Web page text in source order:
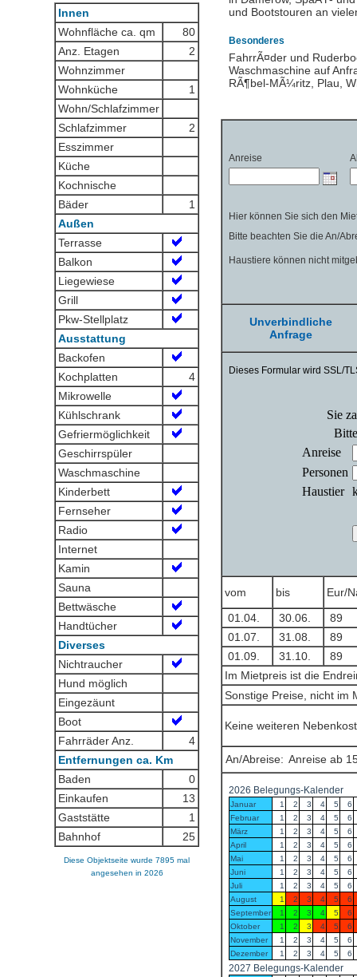
Innen
Wohnfläche ca. qm
80
Anz. Etagen
2
Wohnzimmer
Wohnküche
1
Wohn/Schlafzimmer
Schlafzimmer
2
Esszimmer
Küche
Kochnische
Bäder
1
Außen
Terrasse
Balkon
Liegewiese
Grill
Pkw-Stellplatz
Ausstattung
Backofen
Kochplatten
4
Mikrowelle
Kühlschrank
Gefriermöglichkeit
Geschirrspüler
Waschmaschine
Kinderbett
Fernseher
Radio
Internet
Kamin
Sauna
Bettwäsche
Handtücher
Diverses
Nichtraucher
Hund möglich
Eingezäunt
Boot
Fahrräder Anz.
4
Entfernungen ca. Km
Baden
0
Einkaufen
13
Gaststätte
1
Bahnhof
25
Diese Objektseite wurde 7895 mal
angesehen in 2026
und Bootstouren an
Besonderes
FahrrÃ¤der und
Waschmaschine auf
RÃ¶bel-MÃ¼ritz, Plau,
Unverbindliche
Anfrage
vom bis
Eur/
01.04.
30.06.
89
01.07.
31.08.
89
01.09.
31.10.
89
Im Mietpreis ist die
Sonstige Preise, nicht im
Keine weiteren
An/Abreise: Anreise ab